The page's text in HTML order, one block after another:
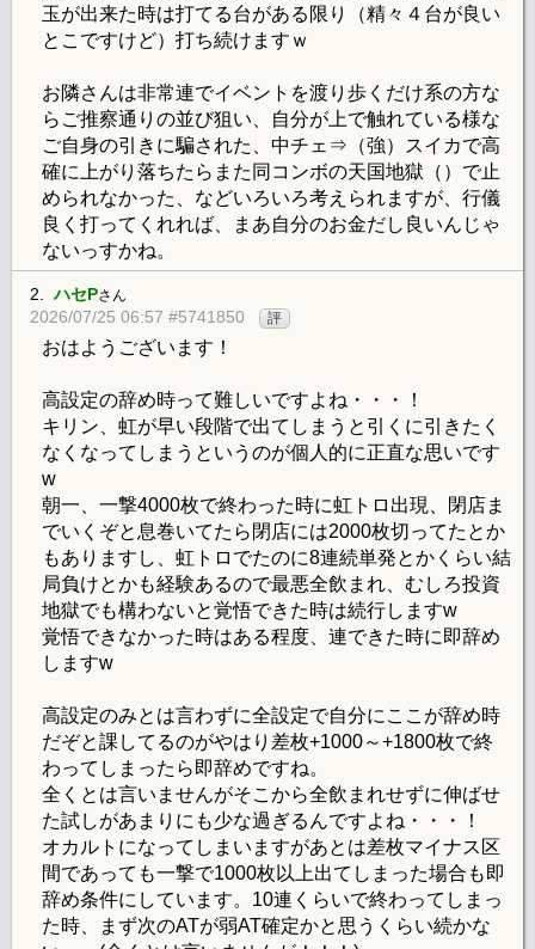
玉が出来た時は打てる台がある限り（精々４台が良い
とこですけど）打ち続けますｗ
お隣さんは非常連でイベントを渡り歩くだけ系の方な
らご推察通りの並び狙い、自分が上で触れている様な
ご自身の引きに騙された、中チェ⇒（強）スイカで高
確に上がり落ちたらまた同コンボの天国地獄（）で止
められなかった、などいろいろ考えられますが、行儀
良く打ってくれれば、まあ自分のお金だし良いんじゃ
ないっすかね。
2.ハセPさん
2026/07/25 06:57 #5741850 評
おはようございます！
高設定の辞め時って難しいですよね・・・！
キリン、虹が早い段階で出てしまうと引くに引きたく
なくなってしまうというのが個人的に正直な思いです
w
朝一、一撃4000枚で終わった時に虹トロ出現、閉店ま
でいくぞと息巻いてたら閉店には2000枚切ってたとか
もありますし、虹トロでたのに8連続単発とかくらい結
局負けとかも経験あるので最悪全飲まれ、むしろ投資
地獄でも構わないと覚悟できた時は続行しますw
覚悟できなかった時はある程度、連できた時に即辞め
しますw
高設定のみとは言わずに全設定で自分にここが辞め時
だぞと課してるのがやはり差枚+1000～+1800枚で終
わってしまったら即辞めですね。
全くとは言いませんがそこから全飲まれせずに伸ばせ
た試しがあまりにも少な過ぎるんですよね・・・！
オカルトになってしまいますがあとは差枚マイナス区
間であっても一撃で1000枚以上出てしまった場合も即
辞め条件にしています。10連くらいで終わってしまっ
た時、まず次のATが弱AT確定かと思うくらい続かな